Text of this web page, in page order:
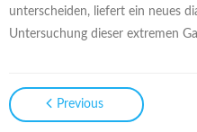
unterscheiden, liefert ein neues
Untersuchung dieser extremen
Previous